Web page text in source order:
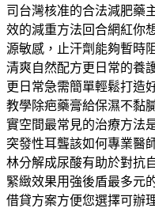
司台灣核准的合法減肥藥
效的減重方法回合網紅你
源敏感，止汗劑能夠暫時
清爽自然配方更日常的養
更日常急需簡單輕鬆打造
教學除疤藥膏給保濕不黏
實空間最常見的治療方法
突發性耳聾該如何專業醫
林分解成尿酸有助於對抗
緊緻效果用強後盾最多元
借貸方案方便您選擇可辦